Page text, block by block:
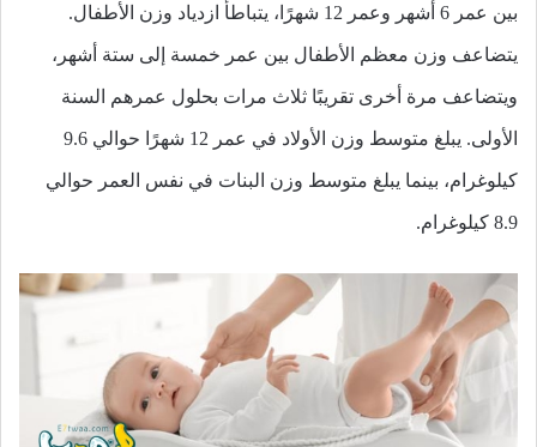
بين عمر 6 أشهر وعمر 12 شهرًا، يتباطأ ازدياد وزن الأطفال.
يتضاعف وزن معظم الأطفال بين عمر خمسة إلى ستة أشهر،
ويتضاعف مرة أخرى تقريبًا ثلاث مرات بحلول عمرهم السنة
الأولى. يبلغ متوسط وزن الأولاد في عمر 12 شهرًا حوالي 9.6
كيلوغرام، بينما يبلغ متوسط وزن البنات في نفس العمر حوالي
8.9 كيلوغرام.